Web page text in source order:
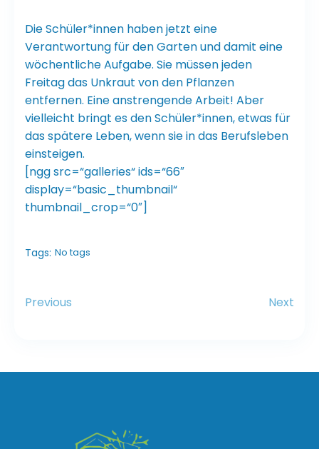
Die Schüler*innen haben jetzt eine
Verantwortung für den Garten und damit eine
wöchentliche Aufgabe. Sie müssen jeden
Freitag das Unkraut von den Pflanzen
entfernen. Eine anstrengende Arbeit! Aber
vielleicht bringt es den Schüler*innen, etwas für
das spätere Leben, wenn sie in das Berufsleben
einsteigen.
[ngg src=“galleries“ ids=“66″
display=“basic_thumbnail“
thumbnail_crop=“0″]
Tags: No tags
Previous Next